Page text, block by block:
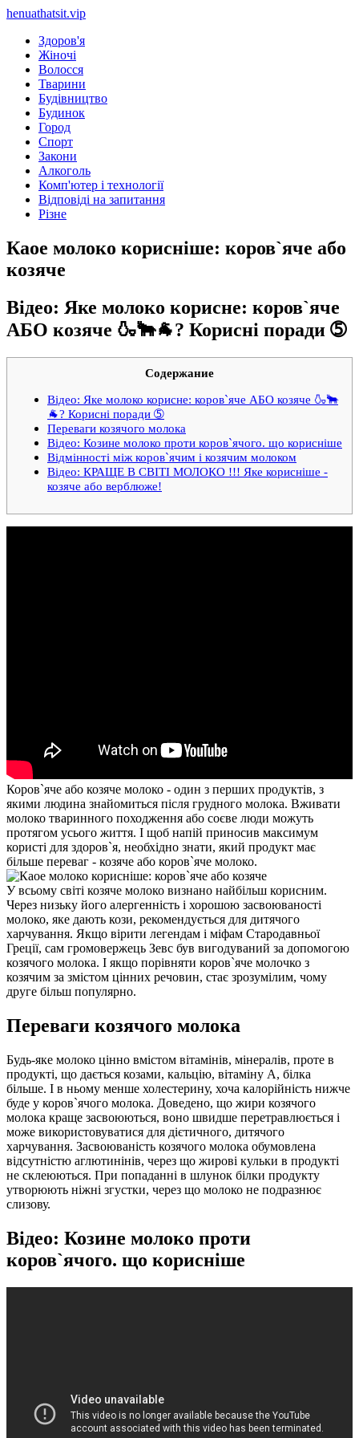
henuathatsit.vip
Здоров'я
Жіночі
Волосся
Тварини
Будівництво
Будинок
Город
Спорт
Закони
Алкоголь
Комп'ютер і технології
Відповіді на запитання
Різне
Каое молоко корисніше: коров`яче або
козяче
Відео: Яке молоко корисне: коров`яче
АБО козяче 🍶🐂🐐? Корисні поради ➄
Содержание
Відео: Яке молоко корисне: коров`яче АБО козяче 🍶🐂
🐐? Корисні поради ➄
Переваги козячого молока
Відео: Козине молоко проти коров`ячого. що корисніше
Відмінності між коров`ячим і козячим молоком
Відео: КРАЩЕ В СВІТІ МОЛОКО !!! Яке корисніше -
козяче або верблюже!
Коров`яче або козяче молоко - один з перших продуктів, з
якими людина знайомиться після грудного молока. Вживати
молоко тваринного походження або соєве люди можуть
протягом усього життя. І щоб напій приносив максимум
користі для здоров`я, необхідно знати, який продукт має
більше переваг - козяче або коров`яче молоко.
У всьому світі козяче молоко визнано найбільш корисним.
Через низьку його алергенність і хорошою засвоюваності
молоко, яке дають кози, рекомендується для дитячого
харчування. Якщо вірити легендам і міфам Стародавньої
Греції, сам громовержець Зевс був вигодуваний за допомогою
козячого молока. І якщо порівняти коров`яче молочко з
козячим за змістом цінних речовин, стає зрозумілим, чому
друге більш популярно.
Переваги козячого молока
Будь-яке молоко цінно вмістом вітамінів, мінералів, проте в
продукті, що дається козами, кальцію, вітаміну А, білка
більше. І в ньому менше холестерину, хоча калорійність нижче
буде у коров`ячого молока. Доведено, що жири козячого
молока краще засвоюються, воно швидше перетравлюється і
може використовуватися для дієтичного, дитячого
харчування. Засвоюваність козячого молока обумовлена ​​
відсутністю аглютинінів, через що жирові кульки в продукті
не склеюються. При попаданні в шлунок білки продукту
утворюють ніжні згустки, через що молоко не подразнює
слизову.
Відео: Козине молоко проти
коров`ячого. що корисніше